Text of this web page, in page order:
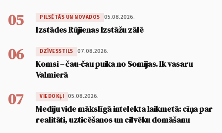
05 PILSĒTĀS UN NOVADOS 05.08.2026.
Izstādes Rūjienas Izstāžu zālē
06 DZĪVESSTILS 07.08.2026.
Komsi – čau-čau puika no Somijas. Ik vasaru
Valmierā
07 VIEDOKĻI 05.08.2026.
Mediju vide mākslīgā intelekta laikmetā: cīņa par
realitāti, uzticēšanos un cilvēku domāšanu